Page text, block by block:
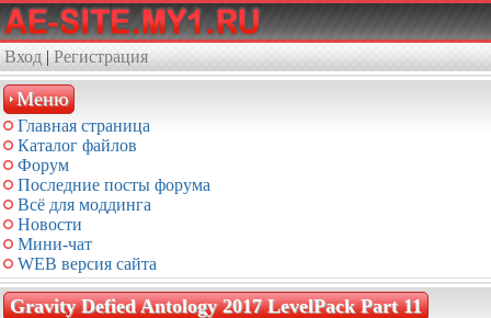
Вход | Регистрация
Меню
Главная страница
Каталог файлов
Форум
Последние посты форума
Всё для моддинга
Новости
Мини-чат
WEB версия сайта
Gravity Defied Antology 2017 LevelPack Part 11